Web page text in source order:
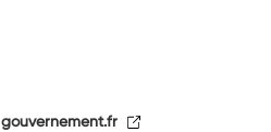
gouvernement.fr